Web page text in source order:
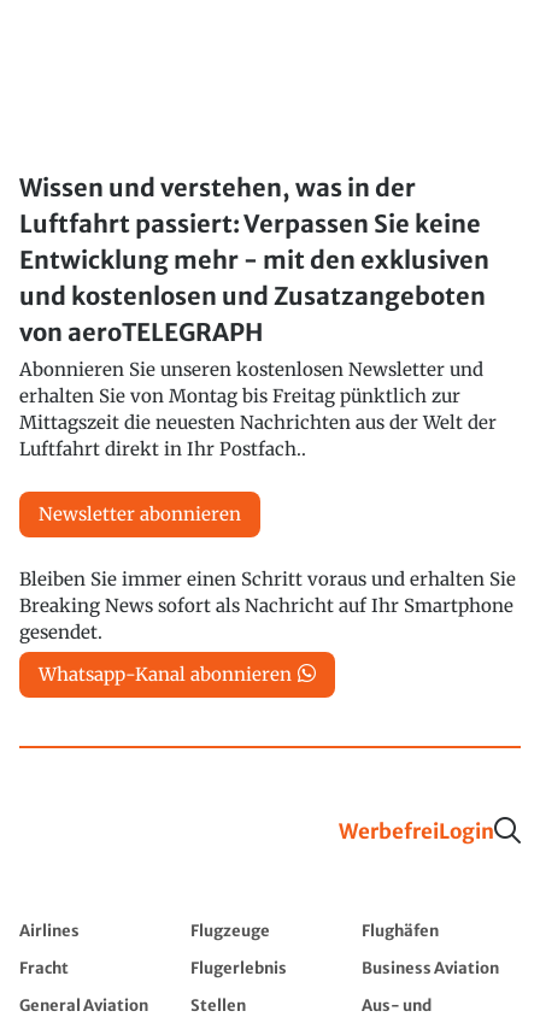
Wissen und verstehen, was in der
Luftfahrt passiert: Verpassen Sie keine
Entwicklung mehr - mit den exklusiven
und kostenlosen und Zusatzangeboten
von aeroTELEGRAPH
Abonnieren Sie unseren kostenlosen Newsletter und
erhalten Sie von Montag bis Freitag pünktlich zur
Mittagszeit die neuesten Nachrichten aus der Welt der
Luftfahrt direkt in Ihr Postfach..
Newsletter abonnieren
Bleiben Sie immer einen Schritt voraus und erhalten Sie
Breaking News sofort als Nachricht auf Ihr Smartphone
gesendet.
Whatsapp-Kanal abonnieren
WerbefreiLogin
Airlines Flugzeuge
Flughäfen
Fracht
Flugerlebnis
Business Aviation
General Aviation
Stellen
Aus- und